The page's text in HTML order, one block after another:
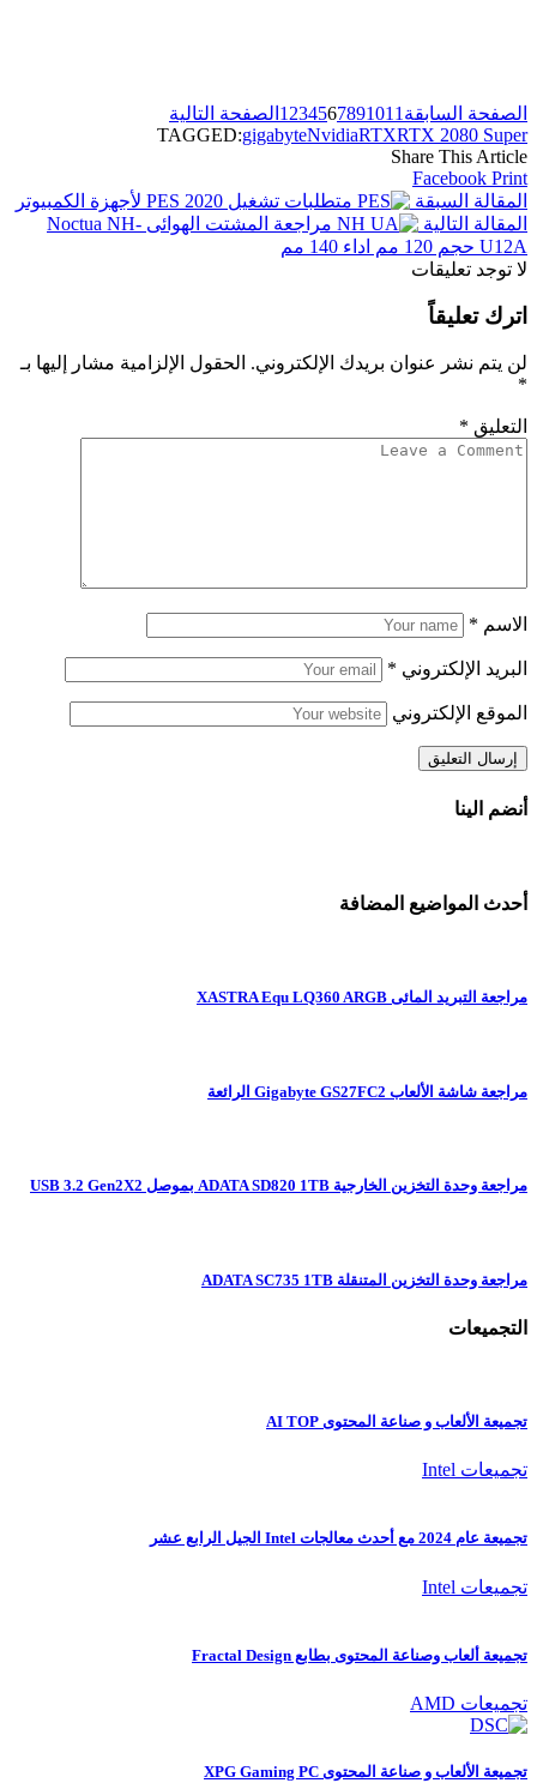
الصفحة السابقة 1 234567891011
الصفحة التالية
TAGGED:gigabyteNvidiaRTXRTX 2080 Super
Share This Article
Facebook Print
المقالة السبقة
متطلبات تشغيل PES 2020 لأجهزة الكمبيوتر
المقالة التالية
مراجعة المشتت الهوائى Noctua NH-
U12A حجم 120 مم اداء 140 مم
لا توجد تعليقات
اترك تعليقاً
لن يتم نشر عنوان بريدك الإلكتروني. الحقول الإلزامية مشار إليها بـ
*
التعليق *
الاسم *
البريد الإلكتروني *
الموقع الإلكتروني
أنضم الينا
أحدث المواضيع المضافة
مراجعة التبريد المائى XASTRA Equ LQ360 ARGB
مراجعة شاشة الألعاب Gigabyte GS27FC2 الرائعة
مراجعة وحدة التخزين الخارجية ADATA SD820 1TB بموصل USB 3.2 Gen2X2
مراجعة وحدة التخزين المتنقلة ADATA SC735 1TB
التجميعات
تجميعة الألعاب و صناعة المحتوى AI TOP
تجميعات Intel
تجميعة عام 2024 مع أحدث معالجات Intel الجيل الرابع عشر
تجميعات Intel
تجميعة ألعاب وصناعة المحتوى بطابع Fractal Design
تجميعات AMD
تجميعة الألعاب و صناعة المحتوى XPG Gaming PC